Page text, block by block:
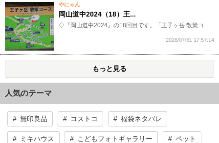
やにゃん
岡山道中2024（18）王...
◇『岡山道中2024』の18回目です。「王子ヶ岳 散策コ...
2026/07/31 17:57:14
もっと見る
人気のテーマ
無印良品 コストコ 福袋ネタバレ
ミキハウス こどもフォトギャラリー ペット